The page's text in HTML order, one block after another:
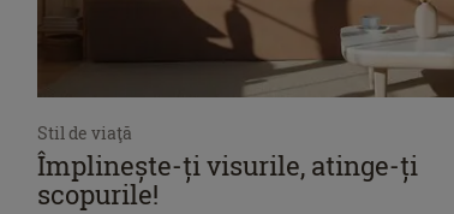
Stil de viaţă
Împlinește-ți visurile, atinge-ți
scopurile!